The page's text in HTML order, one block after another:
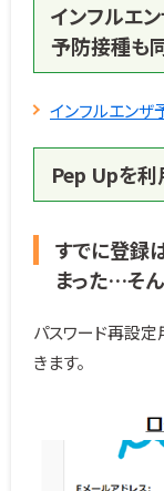
インフルエ
予防接種も
インフルエン
Pep Upを利
すでに登録
まった…そん
パスワード再設定
きます。